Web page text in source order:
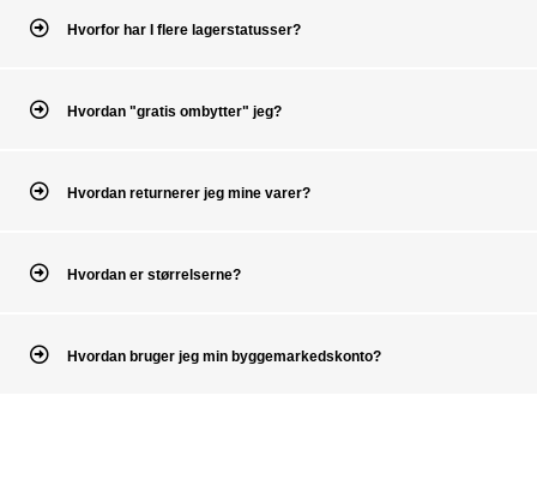
Hvorfor har I flere lagerstatusser?
Hvordan "gratis ombytter" jeg?
Hvordan returnerer jeg mine varer?
Hvordan er størrelserne?
Hvordan bruger jeg min byggemarkedskonto?